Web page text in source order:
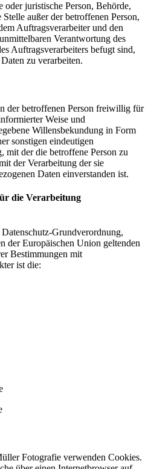
oder juristische Person, Behörde,
außer der betroffenen Person,
Auftragsverarbeiter und den
Verantwortung des
Auftragsverarbeiters befugt sind,
zu verarbeiten.
der betroffenen Person freiwillig für
Weise und
Willensbekundung in Form
sonstigen eindeutigen
mit der die betroffene Person zu
der Verarbeitung der sie
Daten einverstanden ist.
die Verarbeitung
Grundverordnung,
der Europäischen Union geltenden
Bestimmungen mit
ist die:
Fotografie verwenden Cookies.